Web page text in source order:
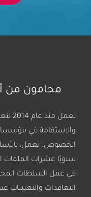
محامون من
نعمل
والاستقامة في
الخصوص. نعمل،
سنويًا عشرات الملفات
في عمل السلطات
التعاقدات والتعيينات